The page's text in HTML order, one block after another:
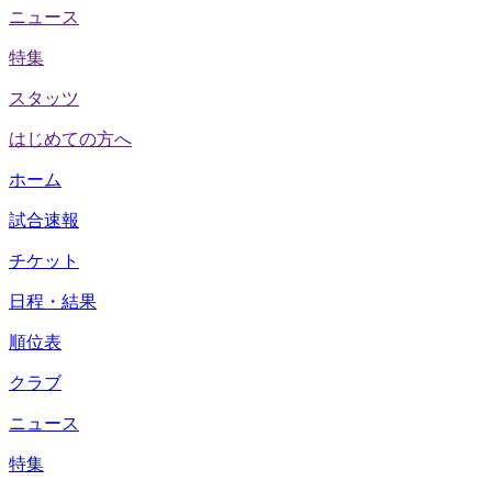
ニュース
特集
スタッツ
はじめての方へ
ホーム
試合速報
チケット
日程・結果
順位表
クラブ
ニュース
特集